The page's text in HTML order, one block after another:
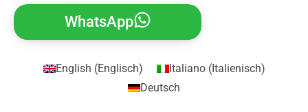
WhatsApp
English (Englisch) Italiano(Italienisch)
Deutsch